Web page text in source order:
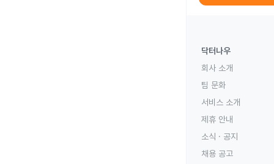
닥터나우
회사 소개
팀 문화
서비스 소개
제휴 안내
소식 · 공지
채용 공고